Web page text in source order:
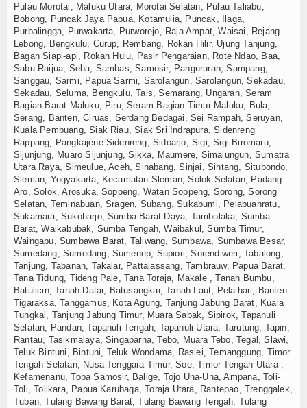
Pulau Morotai, Maluku Utara, Morotai Selatan, Pulau Taliabu,
Bobong, Puncak Jaya Papua, Kotamulia, Puncak, Ilaga,
Purbalingga, Purwakarta, Purworejo, Raja Ampat, Waisai, Rejang
Lebong, Bengkulu, Curup, Rembang, Rokan Hilir, Ujung Tanjung,
Bagan Siapi-api, Rokan Hulu, Pasir Pengaraian, Rote Ndao, Baa,
Sabu Raijua, Seba, Sambas, Samosir, Pangururan, Sampang,
Sanggau, Sarmi, Papua Sarmi, Sarolangun, Sarolangun, Sekadau,
Sekadau, Seluma, Bengkulu, Tais, Semarang, Ungaran, Seram
Bagian Barat Maluku, Piru, Seram Bagian Timur Maluku, Bula,
Serang, Banten, Ciruas, Serdang Bedagai, Sei Rampah, Seruyan,
Kuala Pembuang, Siak Riau, Siak Sri Indrapura, Sidenreng
Rappang, Pangkajene Sidenreng, Sidoarjo, Sigi, Sigi Biromaru,
Sijunjung, Muaro Sijunjung, Sikka, Maumere, Simalungun, Sumatra
Utara Raya, Simeulue, Aceh, Sinabang, Sinjai, Sintang, Situbondo,
Sleman, Yogyakarta, Kecamatan Sleman, Solok Selatan, Padang
Aro, Solok, Arosuka, Soppeng, Watan Soppeng, Sorong, Sorong
Selatan, Teminabuan, Sragen, Subang, Sukabumi, Pelabuanratu,
Sukamara, Sukoharjo, Sumba Barat Daya, Tambolaka, Sumba
Barat, Waikabubak, Sumba Tengah, Waibakul, Sumba Timur,
Waingapu, Sumbawa Barat, Taliwang, Sumbawa, Sumbawa Besar,
Sumedang, Sumedang, Sumenep, Supiori, Sorendiweri, Tabalong,
Tanjung, Tabanan, Takalar, Pattalassang, Tambrauw, Papua Barat,
Tana Tidung, Tideng Pale, Tana Toraja, Makale , Tanah Bumbu,
Batulicin, Tanah Datar, Batusangkar, Tanah Laut, Pelaihari, Banten
Tigaraksa, Tanggamus, Kota Agung, Tanjung Jabung Barat, Kuala
Tungkal, Tanjung Jabung Timur, Muara Sabak, Sipirok, Tapanuli
Selatan, Pandan, Tapanuli Tengah, Tapanuli Utara, Tarutung, Tapin,
Rantau, Tasikmalaya, Singaparna, Tebo, Muara Tebo, Tegal, Slawi,
Teluk Bintuni, Bintuni, Teluk Wondama, Rasiei, Temanggung, Timor
Tengah Selatan, Nusa Tenggara Timur, Soe, Timor Tengah Utara ,
Kefamenanu, Toba Samosir, Balige, Tojo Una-Una, Ampana, Toli-
Toli, Tolikara, Papua Karubaga, Toraja Utara, Rantepao, Trenggalek,
Tuban, Tulang Bawang Barat, Tulang Bawang Tengah, Tulang